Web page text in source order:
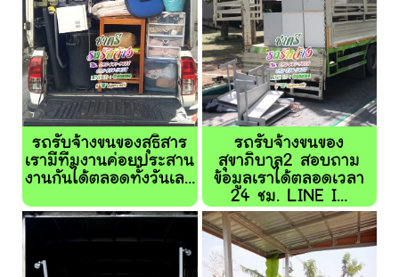
รถรับจ้างขนของสุธิสาร
เรามีทีมงานค่อยประสาน
งานกันได้ตลอดทั้งวันเล...
รถรับจ้างขนของ
สุขาภิบาล2 สอบถาม
ข้อมูลเราได้ตลอดเวลา
24 ชม. LINE I...